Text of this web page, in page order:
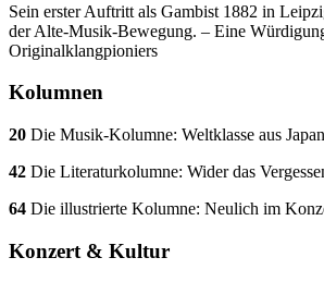
Sein erster Auftritt als Gambist 1882 in
der Alte-Musik-Bewegung. – Eine
Originalklangpioniers
Kolumnen
20 Die Musik-Kolumne: Weltklasse aus Japan
42 Die Literaturkolumne: Wider das
64 Die illustrierte Kolumne: Neulich im
Konzert & Kultur